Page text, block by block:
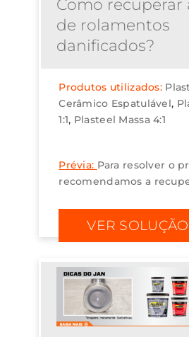
Como recuperar
de rolamentos
danificados?
Produtos utilizados:
Cerâmico Espatulável
1:1 Plasteel Massa 4:1
Prévia: Para resolver o
recomendamos a
Cerâmico Espatulável
VER